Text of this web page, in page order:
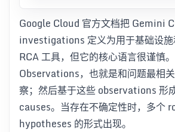
Google Cloud 官方文档把 Gemini
investigations 定义为用于基础设施
RCA 工具，但它的核心语言很谨慎
Observations，也就是和问题最相
察；然后基于这些 observations 形
causes。当存在不确定性时，多个
hypotheses 的形式出现。